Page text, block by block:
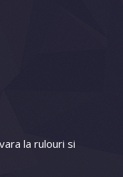
la rulouri si